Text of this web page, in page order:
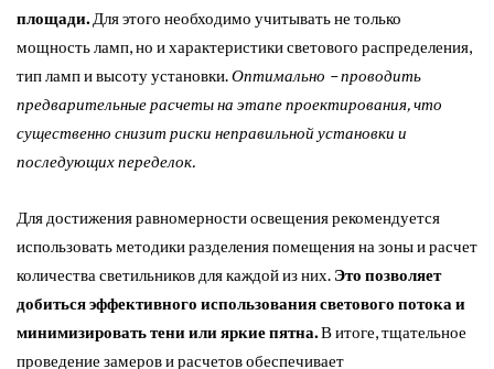
площади. Для этого необходимо учитывать не только
мощность ламп, но и характеристики светового распределения,
тип ламп и высоту установки. Оптимально – проводить
предварительные расчеты на этапе проектирования, что
существенно снизит риски неправильной установки и
последующих переделок.
Для достижения равномерности освещения рекомендуется
использовать методики разделения помещения на зоны и расчет
количества светильников для каждой из них. Это позволяет
добиться эффективного использования светового потока и
минимизировать тени или яркие пятна.В итоге, тщательное
проведение замеров и расчетов обеспечивает